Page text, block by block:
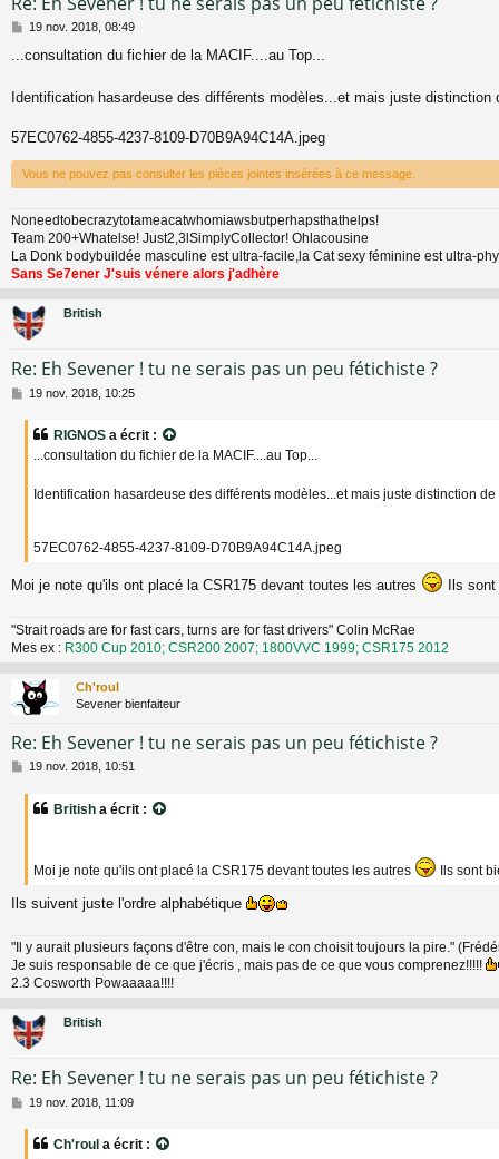
M
s
a
19 nov. 2018, 08:49
...consultation du fichier de la MACIF....au Top...
Identification hasardeuse des différents modèles...et mais juste
57EC0762-4855-4237-8109-D70B9A94C14A.jpeg
Vous ne pouvez pas consulter les pièces jointes insérées à ce message.
Noneedtobecrazytotameacatwhomiawsbutperhapsthathelps!
Team 200+Whatelse! Just2,3lSimplyCollector! Ohlacousine
La Donk bodybuildée masculine est ultra-facile,la Cat sexy féminine est ultra-
Sans Se7ener J'suis vénere alors j'adhère
British
Re: Eh Sevener ! tu ne serais pas un peu fétichiste ?
M19 nov. 2018, 10:25
RIGNOS a écrit :
...consultation du fichier de la MACIF....au Top...
Identification hasardeuse des différents modèles...et mais juste distinction
57EC0762-4855-4237-8109-D70B9A94C14A.jpeg
Moi je note qu'ils ont placé la CSR175 devant toutes les autres Ils
"Strait roads are for fast cars, turns are for fast drivers" Colin McRae
Mes ex : R300 Cup 2010; CSR200 2007; 1800VVC 1999; CSR175 2012
Ch'roul
Sevener bienfaiteur
Re: Eh Sevener ! tu ne serais pas un peu fétichiste ?
M
19 nov. 2018, 10:51
British a écrit :
Moi je note qu'ils ont placé la CSR175 devant toutes les autres Ils sont
Ils suivent juste l'ordre alphabétique
"Il y aurait plusieurs façons d'être con, mais le con choisit toujours la pire."
Je suis responsable de ce que j'écris , mais pas de ce que vous comprenez!!!!!
2.3 Cosworth Powaaaaa!!!!
British
Re: Eh Sevener ! tu ne serais pas un peu fétichiste ?
M19 nov. 2018, 11:09
Ch'roul a écrit :